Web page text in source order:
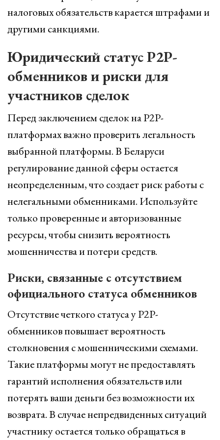
налоговых обязательств карается штрафами и
другими санкциями.
Юридический статус P2P-
обменников и риски для
участников сделок
Перед заключением сделок на P2P-
платформах важно проверить легальность
выбранной платформы. В Беларуси
регулирование данной сферы остается
неопределенным, что создает риск работы с
нелегальными обменниками. Используйте
только проверенные и авторизованные
ресурсы, чтобы снизить вероятность
мошенничества и потери средств.
Риски, связанные с отсутствием
официального статуса обменников
Отсутствие четкого статуса у P2P-
обменников повышает вероятность
столкновения с мошенническими схемами.
Такие платформы могут не предоставлять
гарантий исполнения обязательств или
потерять ваши деньги без возможности их
возврата. В случае непредвиденных ситуаций
участнику остается только обращаться в